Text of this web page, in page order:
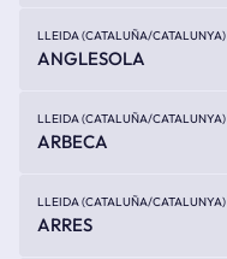
LLEIDA (CATALUÑA/CATALUNYA)
ANGLESOLA
LLEIDA (CATALUÑA/CATALUNYA)
ARBECA
LLEIDA (CATALUÑA/CATALUNYA)
ARRES